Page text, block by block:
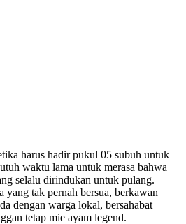
harus hadir pukul 05 subuh untuk
waktu lama untuk merasa bahwa
selalu dirindukan untuk pulang.
yang tak pernah bersua, berkawan
dengan warga lokal, bersahabat
tetap mie ayam legend.